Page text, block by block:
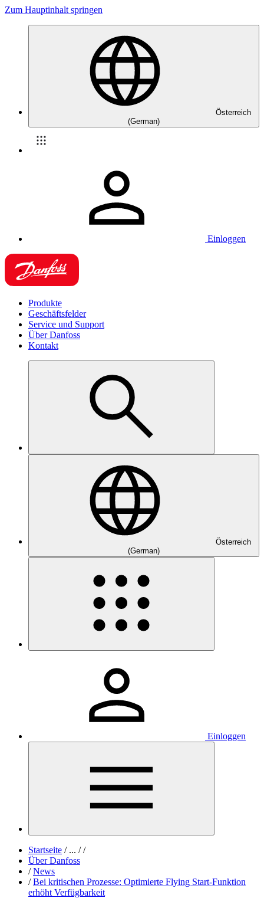
Zum Hauptinhalt springen
Österreich
(German)
Einloggen
Produkte
Geschäftsfelder
Service und Support
Über Danfoss
Kontakt
Österreich
(German)
Einloggen
Startseite /... / /
Über Danfoss
/ News
/ Bei kritischen Prozesse: Optimierte Flying Start-Funktion
erhöht Verfügbarkeit